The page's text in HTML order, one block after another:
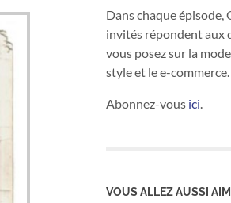
Dans chaque épisode,
invités répondent aux
vous posez sur la
style et le e-commerce.
Abonnez-vous ici.
VOUS ALLEZ AUSSI